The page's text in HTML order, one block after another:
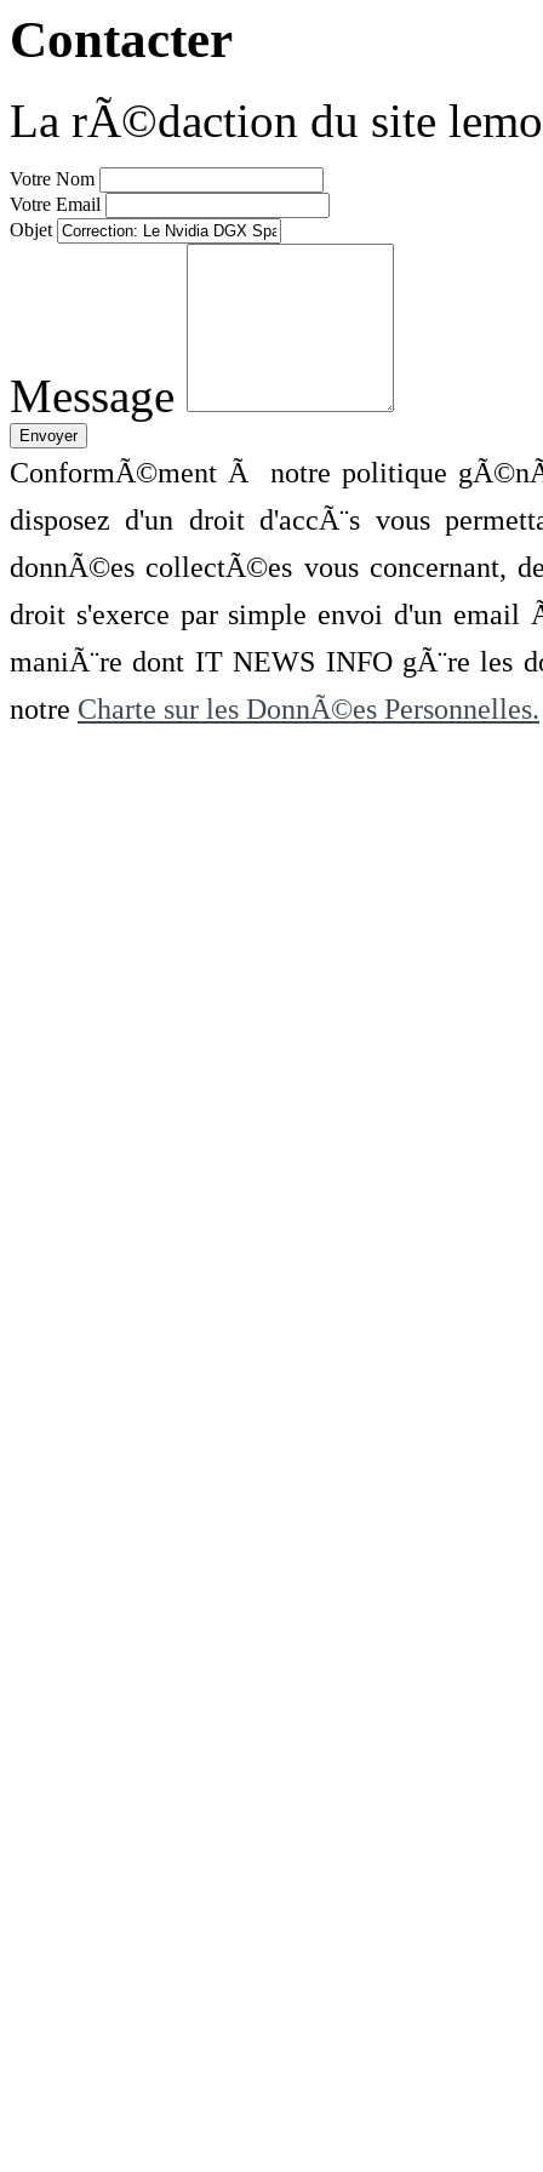
Contacter
La rÃ©daction du site
Votre Nom
Votre Email
Objet
Message
ConformÃ©ment Ã notre politique
disposez d'un droit d'accÃ¨s vous
donnÃ©es collectÃ©es vous concernant,
droit s'exerce par simple envoi d'un
maniÃ¨re dont IT NEWS INFO gÃ¨re les
notre Charte sur les DonnÃ©es Personnelles.